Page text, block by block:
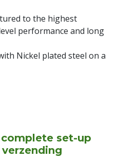
to the highest
performance and long
Nickel plated steel on a
set-up